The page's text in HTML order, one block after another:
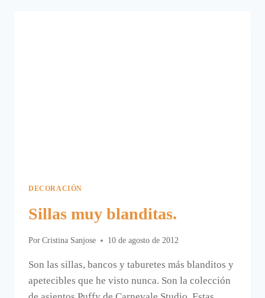
DECORACIÓN
Sillas muy blanditas.
Por Cristina Sanjose 10 de agosto de 2012
Son las sillas, bancos y taburetes más blanditos y
apetecibles que he visto nunca. Son la colección